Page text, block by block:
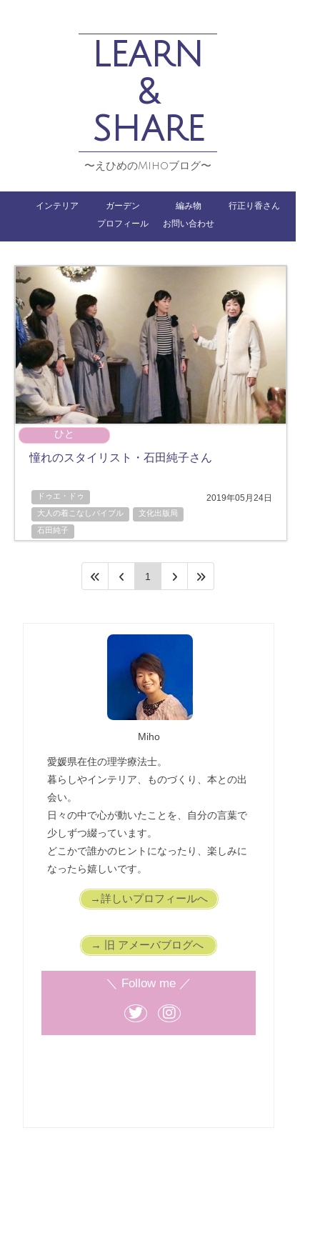
LEARN
&
SHARE
〜えひめのMihoブログ〜
インテリア ガーデン 編み物
行正り香さん
プロフィール
お問い合わせ
ひと
憧れのスタイリスト・石田純子さん
ドゥエ・ドゥ
大人の着こなしバイブル
文化出版局
石田純子
2019年05月24日
1
Miho
愛媛県在住の理学療法士。
暮らしやインテリア、ものづくり、本との出
会い。
日々の中で心が動いたことを、自分の言葉で
少しずつ綴っています。
どこかで誰かのヒントになったり、楽しみに
なったら嬉しいです。
→詳しいプロフィールへ
→ 旧 アメーバブログへ
＼ Follow me ／